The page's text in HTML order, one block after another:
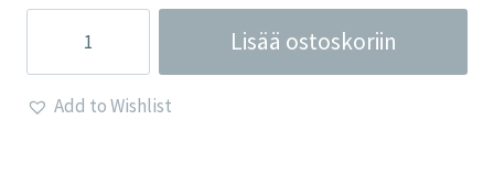
vitamiini
Synergos
määrä
Lisää ostoskoriin
Add to Wishlist